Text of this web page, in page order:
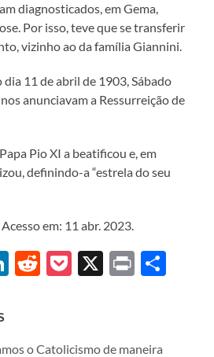
diagnosticados, em Gema,
Por isso, teve que se transferir
vizinho ao da família Giannini.
11 de abril de 1903, Sábado
anunciavam a Ressurreição de
Pio XI a beatificou e, em
definindo-a “estrela do seu
Acesso em: 11 abr. 2023.
LinkedIn
Reddit
Pocket
X Print
o Catolicismo de maneira